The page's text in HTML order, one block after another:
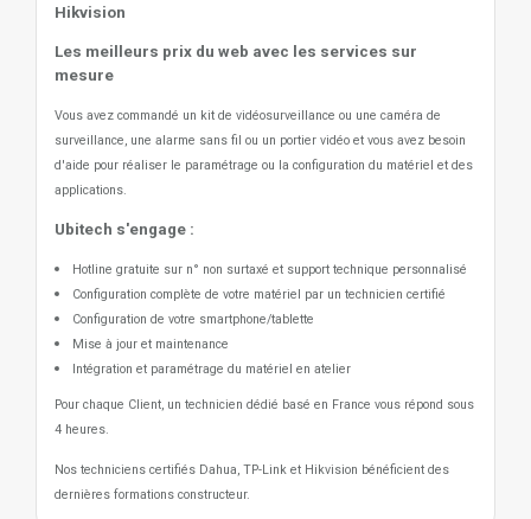
Hikvision
Les meilleurs prix du web avec les services sur
mesure
Vous avez commandé un kit de vidéosurveillance ou une caméra de
surveillance, une alarme sans fil ou un portier vidéo et vous avez besoin
d'aide pour réaliser le paramétrage ou la configuration du matériel et des
applications.
Ubitech s'engage :
Hotline gratuite sur n° non surtaxé et support technique personnalisé
Configuration complète de votre matériel par un technicien certifié
Configuration de votre smartphone/tablette
Mise à jour et maintenance
Intégration et paramétrage du matériel en atelier
Pour chaque Client, un technicien dédié basé en France vous répond sous
4 heures.
Nos techniciens certifiés Dahua, TP-Link et Hikvision bénéficient des
dernières formations constructeur.